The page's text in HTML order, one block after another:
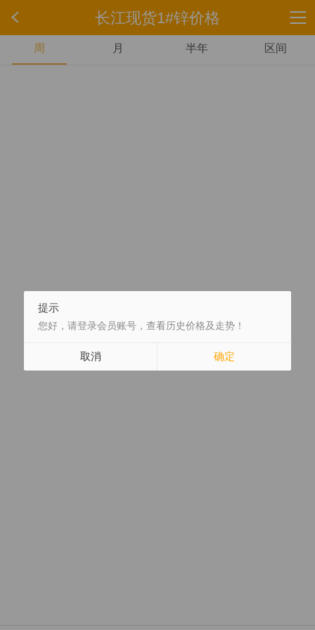
长江现货1#锌价格
周 月 半年 区间
提示
您好，请登录会员账号，查看历史价格及走势！
取消 确定